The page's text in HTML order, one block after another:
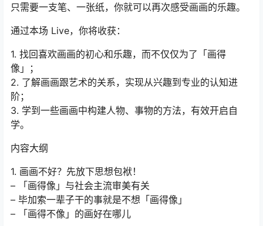
只需要一支笔、一张纸，你就可以再次感受画画的乐趣。
通过本场 Live，你将收获：
1. 找回喜欢画画的初心和乐趣，而不仅仅为了「画得
像」；
2. 了解画画跟艺术的关系，实现从兴趣到专业的认知进
阶；
3. 学到一些画画中构建人物、事物的方法，有效开启自
学。
内容大纲
1. 画画不好？先放下思想包袱！
– 「画得像」与社会主流审美有关
– 毕加索一辈子干的事就是不想「画得像」
– 「画得不像」的画好在哪儿